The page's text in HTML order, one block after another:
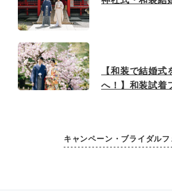
【和装で結婚
へ！】和装試着
キャンペーン・ブライダルフ